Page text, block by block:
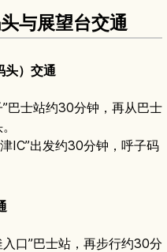
与展望台交通
头）交通
巴士站约30分钟，再从巴士
IC”出发约30分钟，呼子码
口”巴士站，再步行约30分